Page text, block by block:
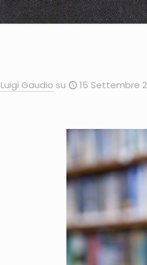
Luigi Gaudio su 15 Settembre